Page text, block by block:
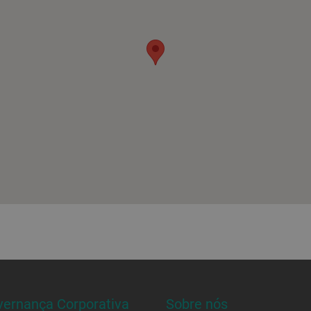
Corporativa Sobre nós